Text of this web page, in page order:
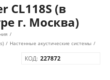
CL118S (в
г. Москва)
/
/ Настенные акустические системы /
КОД: 227872